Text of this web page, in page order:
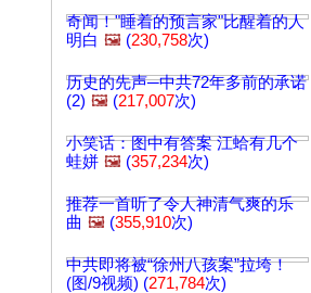
奇闻！"睡着的预言家"比醒着的人
明白 🖼️ (230,758次)
历史的先声─中共72年多前的承诺
(2) 🖼️ (217,007次)
小笑话：图中有答案 江蛤有几个
蛙姘 🖼️ (357,234次)
推荐一首听了令人神清气爽的乐
曲 🖼️ (355,910次)
中共即将被“徐州八孩案”拉垮！
(图/9视频) (271,784次)